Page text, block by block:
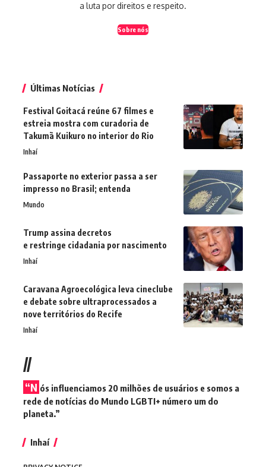
a luta por direitos e respeito.
Sobre nós
Últimas Notícias
Festival Goitacá reúne 67 filmes e
estreia mostra com curadoria de
Takumã Kuikuro no interior do Rio
Inhaí
Passaporte no exterior passa a ser
impresso no Brasil; entenda
Mundo
Trump assina decretos
e restringe cidadania por nascimento
Inhaí
Caravana Agroecológica leva cineclube
e debate sobre ultraprocessados a
nove territórios do Recife
Inhaí
//
“N ós influenciamos 20 milhões de usuários e somos a
rede de notícias do Mundo LGBTI+ número um do
planeta.”
Inhaí